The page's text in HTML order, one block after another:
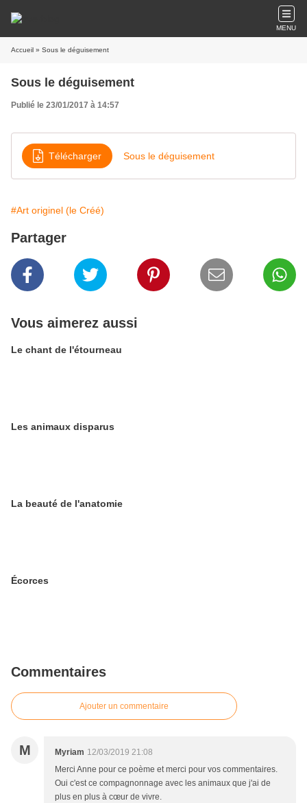
MENU
Accueil » Sous le déguisement
Sous le déguisement
Publié le 23/01/2017 à 14:57
Télécharger Sous le déguisement
#Art originel (le Créé)
Partager
Vous aimerez aussi
Le chant de l'étourneau
Les animaux disparus
La beauté de l'anatomie
Écorces
Commentaires
Ajouter un commentaire
M Myriam 12/03/2019 21:08
Merci Anne pour ce poème et merci pour vos commentaires.
Oui c'est ce compagnonnage avec les animaux que j'ai de
plus en plus à cœur de vivre.